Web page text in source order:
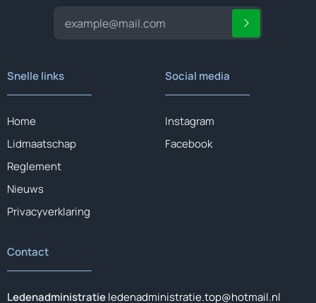
Snelle links
Home
Lidmaatschap
Reglement
Nieuws
Privacyverklaring
Social media
Instagram
Facebook
Contact
Ledenadministratieledenadministratie.top@hotmail.nl